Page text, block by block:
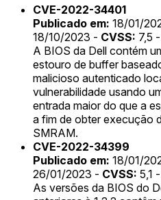
CVE-2022-34401
Publicado em: 18/01/
18/10/2023 - CVSS: 7,5 -
A BIOS da Dell contém
estouro de buffer
malicioso autenticado
vulnerabilidade usando
entrada maior do que a
a fim de obter execução
SMRAM.
CVE-2022-34399
Publicado em: 18/01/
26/01/2023 - CVSS: 5,1 -
As versões da BIOS do